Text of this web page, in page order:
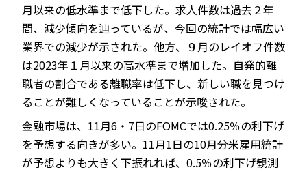
月以来の低水準まで低下した。求人件数は過去２年
間、減少傾向を辿っているが、今回の統計では幅広い
業界での減少が示された。他方、９月のレイオフ件数
は2023年１月以来の高水準まで増加した。自発的離
職者の割合である離職率は低下し、新しい職を見つけ
ることが難しくなっていることが示唆された。
金融市場は、11月6・7日のFOMCでは0.25％の利下げ
を予想する向きが多い。11月1日の10月分米雇用統計
が予想よりも大きく下振れれば、0.5％の利下げ観測